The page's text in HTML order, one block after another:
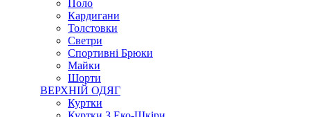
Поло
Кардигани
Толстовки
Светри
Спортивні Брюки
Майки
Шорти
ВЕРХНІЙ ОДЯГ
Куртки